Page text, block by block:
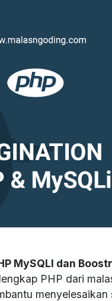
MySQLI dan
PHP dari
menyelesaikan